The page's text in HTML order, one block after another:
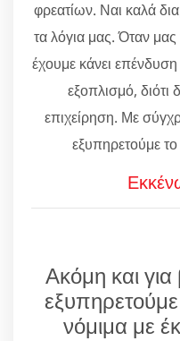
φρεατίων. Ναι καλά
τα λόγια μας. Όταν μας
έχουμε κάνει
εξοπλισμό, διότι
επιχείρηση. Με
εξυπηρετούμε
Ακόμη και
νόμιμα με